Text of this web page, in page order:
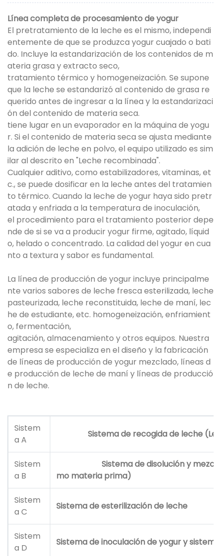
Línea completa de procesamiento de yogur
El pretratamiento de la leche es el mismo, independi
entemente de que se produzca yogur cuajado o bati
do. Incluye la estandarización de los contenidos de m
ateria grasa y extracto seco,
tratamiento térmico y homogeneización. Se supone
que la leche se estandarizó al contenido de grasa re
querido antes de ingresar a la línea y la estandarizaci
ón del contenido de materia seca.
tiene lugar en un evaporador en la máquina de yogu
r. Si el contenido de materia seca se ajusta mediante
la adición de leche en polvo, el equipo utilizado es sim
ilar al descrito en "Leche recombinada".
Cualquier aditivo, como estabilizadores, vitaminas, et
c., se puede dosificar en la leche antes del tratamien
to térmico. Cuando la leche de yogur haya sido pretr
atada y enfriada a la temperatura de inoculación,
el procedimiento para el tratamiento posterior depe
nde de si se va a producir yogur firme, agitado, líquid
o, helado o concentrado. La calidad del yogur en cua
nto a textura y sabor es fundamental.
La línea de producción de yogur incluye principalme
nte varios sabores de leche fresca esterilizada, leche
pasteurizada, leche reconstituida, leche de maní, lec
he de estudiante, etc. homogeneización, enfriamient
o, fermentación,
agitación, almacenamiento y otros equipos. Nuestra
empresa se especializa en el diseño y la fabricación
de líneas de producción de yogur mezclado, líneas d
e producción de leche de maní y líneas de producció
n de leche.
Sistem
a A
Sistema de recogida de leche
Sistem
a B
Sistema de disolución y mezcla de
mo materia prima)
Sistem
a C
Sistema de esterilización de leche
Sistem
a D
Sistema de inoculación de yogur y